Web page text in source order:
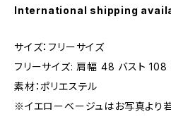
International shipping
サイズ：フリーサイズ
フリーサイズ: 肩幅 48 バスト
素材：ポリエステル
※イエローベージュはお写真より